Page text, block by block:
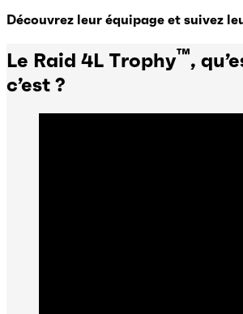
Découvrez leur équipage et suivez
Le Raid 4L Trophy™,
c’est ?